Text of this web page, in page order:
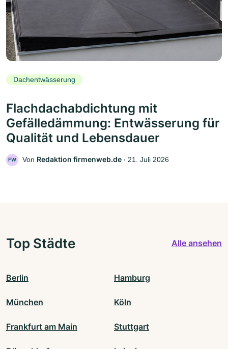
Dachentwässerung
Flachdachabdichtung mit
Gefälledämmung: Entwässerung für
Qualität und Lebensdauer
FW Von Redaktion firmenweb.de ‧ 21. Juli 2026
Top Städte Alle ansehen
Berlin Hamburg
München Köln
Frankfurt am Main Stuttgart